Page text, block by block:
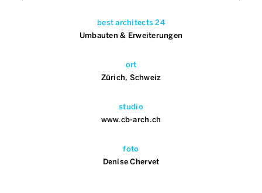
best architects 24
Umbauten & Erweiterungen
ort
Zürich, Schweiz
studio
www.cb-arch.ch
foto
Denise Chervet